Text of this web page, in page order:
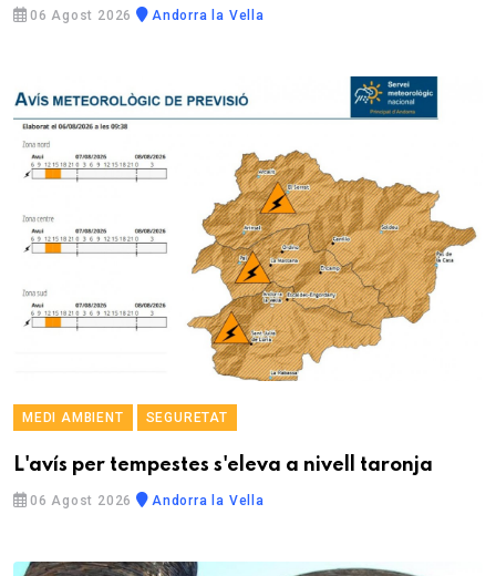
06 Agost 2026 Andorra la Vella
MEDI AMBIENT SEGURETAT
L'avís per tempestes s'eleva a nivell taronja
06 Agost 2026 Andorra la Vella